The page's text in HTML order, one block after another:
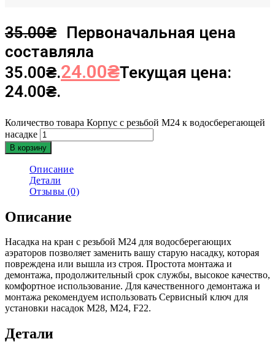
35.00₴ Первоначальная цена
составляла
35.00₴.24.00₴Текущая цена:
24.00₴.
Количество товара Корпус с резьбой M24 к водосберегающей
насадке
В корзину
Описание
Детали
Отзывы (0)
Описание
Насадка на кран с резьбой M24 для водосберегающих
аэраторов позволяет заменить вашу старую насадку, которая
повреждена или вышла из строя. Простота монтажа и
демонтажа, продолжительный срок службы, высокое качество,
комфортное использование. Для качественного демонтажа и
монтажа рекомендуем использовать Сервисный ключ для
установки насадок M28, M24, F22.
Детали